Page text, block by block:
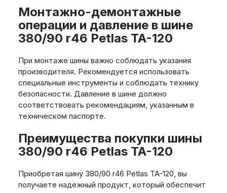
Монтажно-демонтажные
операции и давление в шине
380/90 r46 Petlas TA-120
При монтаже шины важно соблюдать указания
производителя. Рекомендуется использовать
специальные инструменты и соблюдать технику
безопасности. Давление в шине должно
соответствовать рекомендациям, указанным в
техническом паспорте.
Преимущества покупки шины
380/90 r46 Petlas TA-120
Приобретая шину 380/90 r46 Petlas TA-120, вы
получаете надежный продукт, который обеспечит